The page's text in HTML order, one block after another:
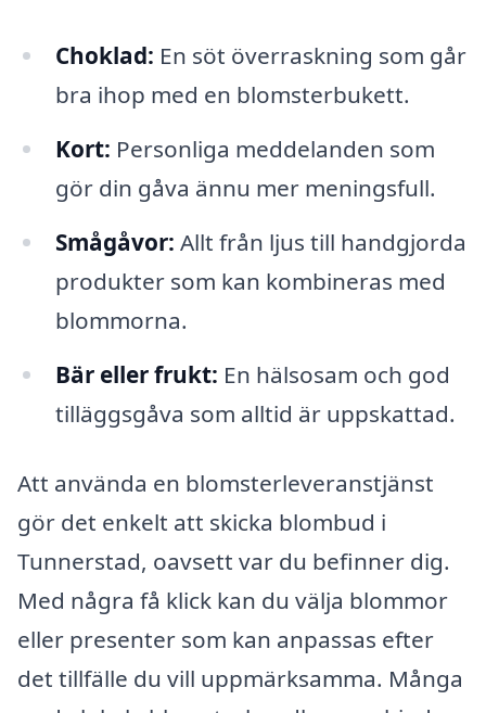
Choklad: En söt överraskning som går
bra ihop med en blomsterbukett.
Kort: Personliga meddelanden som
gör din gåva ännu mer meningsfull.
Smågåvor: Allt från ljus till handgjorda
produkter som kan kombineras med
blommorna.
Bär eller frukt: En hälsosam och god
tilläggsgåva som alltid är uppskattad.
Att använda en blomsterleveranstjänst
gör det enkelt att skicka blombud i
Tunnerstad, oavsett var du befinner dig.
Med några få klick kan du välja blommor
eller presenter som kan anpassas efter
det tillfälle du vill uppmärksamma. Många